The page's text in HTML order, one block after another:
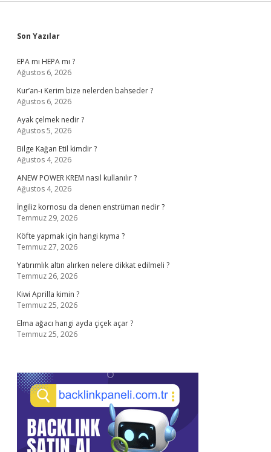
Sidebar
Son Yazılar
EPA mı HEPA mı ?
Ağustos 6, 2026
Kur’an-ı Kerim bize nelerden bahseder ?
Ağustos 6, 2026
Ayak çelmek nedir ?
Ağustos 5, 2026
Bilge Kağan Etil kimdir ?
Ağustos 4, 2026
ANEW POWER KREM nasıl kullanılır ?
Ağustos 4, 2026
İngiliz kornosu da denen enstrüman nedir ?
Temmuz 29, 2026
Köfte yapmak için hangi kıyma ?
Temmuz 27, 2026
Yatırımlık altın alırken nelere dikkat edilmeli ?
Temmuz 26, 2026
Kiwi Aprilla kimin ?
Temmuz 25, 2026
Elma ağacı hangi ayda çiçek açar ?
Temmuz 25, 2026